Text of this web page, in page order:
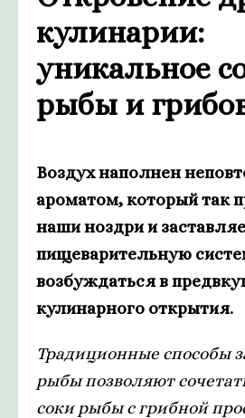
кулинарии:
уникальное
рыбы и
Воздух наполнен
ароматом, который так
наши ноздри и
пищеварительную
возбуждаться в
кулинарного открытия.
Традиционные способы
рыбы позволяют
соки рыбы с грибной